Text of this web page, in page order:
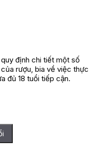
định chi tiết một số
rượu, bia về việc thực
đủ 18 tuổi tiếp cận.